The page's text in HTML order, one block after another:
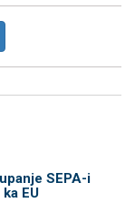
SEPA-i
EU